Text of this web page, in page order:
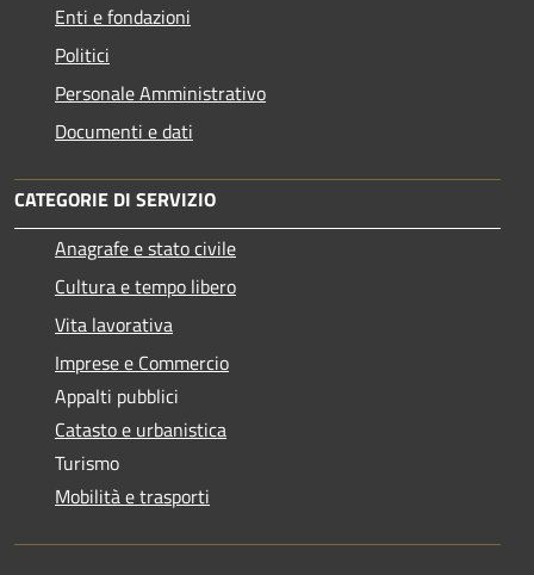
Enti e fondazioni
Politici
Personale Amministrativo
Documenti e dati
CATEGORIE DI SERVIZIO
Anagrafe e stato civile
Cultura e tempo libero
Vita lavorativa
Imprese e Commercio
Appalti pubblici
Catasto e urbanistica
Turismo
Mobilità e trasporti